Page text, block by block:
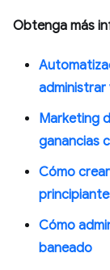
Obtenga más
administrar
Marketing
ganancias
Cómo
Cómo
baneado